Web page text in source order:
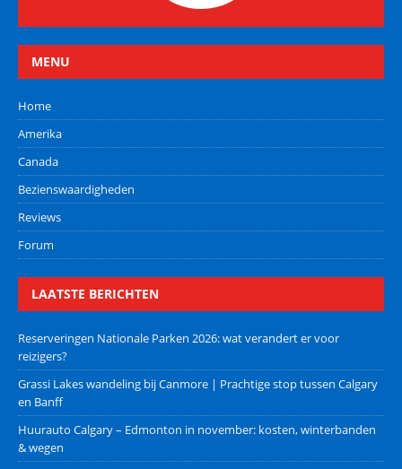
MENU
Home
Amerika
Canada
Bezienswaardigheden
Reviews
Forum
LAATSTE BERICHTEN
Reserveringen Nationale Parken 2026: wat verandert er voor
reizigers?
Grassi Lakes wandeling bij Canmore | Prachtige stop tussen Calgary
en Banff
Huurauto Calgary – Edmonton in november: kosten, winterbanden
& wegen